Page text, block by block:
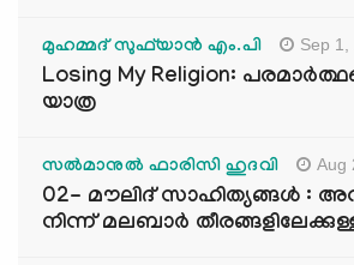
മുഹമ്മദ് സുഫ്‌യാൻ എം.പി Sep 1,
Losing My Religion:
യാത്ര
സൽമാനുൽ ഫാരിസി ഹുദവി Aug
02- മൗലിദ് സാഹിത്യങ്ങൾ :
നിന്ന് മലബാർ